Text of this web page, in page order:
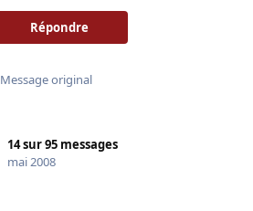
Répondre
Message original
14sur95 messages
mai 2008